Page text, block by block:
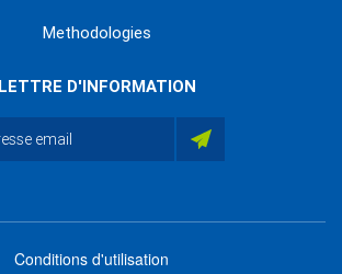
Methodologies
LETTRE D'INFORMATION
Conditions d'utilisation